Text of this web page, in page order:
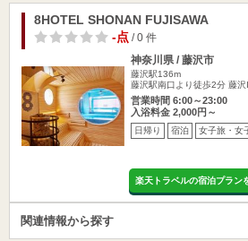
8HOTEL SHONAN FUJISAWA
-点 / 0 件
神奈川県 / 藤沢市
藤沢駅136m
藤沢駅南口より徒歩2分 藤
営業時間 6:00～23:00
入浴料金 2,000円～
日帰り 宿泊 女子旅・女
楽天トラベルの宿泊プラン
関連情報から探す